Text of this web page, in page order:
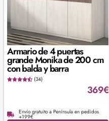
Armario de 4 puertas
grande Monika de 200 cm
con balda y barra
(34)
369€
Envío gratuito a Península en pedidos
+199€